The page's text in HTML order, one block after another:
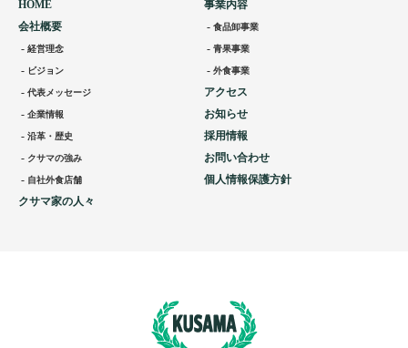
HOME
会社概要
経営理念
ビジョン
代表メッセージ
企業情報
沿革・歴史
クサマの強み
自社外食店舗
クサマ家の人々
事業内容
食品卸事業
青果事業
外食事業
アクセス
お知らせ
採用情報
お問い合わせ
個人情報保護方針